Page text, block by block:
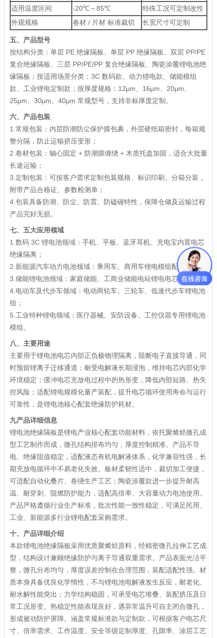
适用温度区间 -20℃～85℃
特殊工况可定制改性
外观规格
卷材 / 片材 标准裁切 长宽尺寸可定制
五、产品型号
按结构分类：单层 PE 绝缘隔板、单层 PP 绝缘隔板、双层 PP/PE
复合绝缘隔板、三层 PP/PE/PP 复合绝缘隔板、陶瓷涂覆锂电池绝
缘隔板；按适用场景分类：3C 数码款、动力锂电款、储能模组
款、工业锂电定制款；按厚度规格：12μm、16μm、20μm、
25μm、30μm、40μm 常规型号，支持非标厚度定制。
六、产品包装
1.常规包装：内层防潮防尘保护膜包裹，外层硬纸箱密封，每箱规
整分隔，防止运输挤压变形；
2.卷材包装：轴心固定 + 防潮膜缠绕 + 木质托盘加固，适合大批量
长途运输；
3.定制包装：可按客户需求定制包装规格、标识印刷、分箱分装，
附带产品合格证、参数检测单；
4.包装具备防潮、防尘、防震、防磕碰特性，保障仓储及运输过程
产品完好无损。
七、五大应用领域
1.数码 3C 锂电池领域：手机、平板、蓝牙耳机、充电宝内置电芯
绝缘隔离；
2.新能源汽车动力电池领域：乘用车、商用车锂电模组配套使用；
3.储能锂电池领域：家庭储能、工商业储能电站锂电电芯配套；
4.电动车及代步车领域：电动两轮车、三轮车、低速代步车锂电池
组；
5.工业特种锂电领域：医疗器械、安防设备、工控仪器专用锂电池
模组。
八、主要用途
主要用于锂电池电芯内部正负极物理隔离，阻断电子直接导通，同
时预留锂离子迁移通道；耐受电解液长期浸泡，维持电芯内部化学
环境稳定；缓冲电芯充放电过程中的热形变，降低内部短路、热失
控风险；适配锂电规模化量产装配，提升电芯循环使用寿命与运行
可靠性，是锂电池核心配套绝缘防护耗材。
九产品详细信息
锂电池绝缘隔板是锂电产业核心配套功能材料，依托聚烯烃微孔成
型工艺制作而成，微孔结构排布均匀，厚度控制精准。产品不导
电、绝缘阻值稳定，适配液态有机电解液体系，化学兼容性强，长
期充放电循环中不易老化失效。板材柔韧性适中，裁切加工便捷，
可适配自动化叠片、卷绕生产工艺；陶瓷涂覆款进一步提升耐高
温、耐穿刺、阻燃防护能力，适配高倍率、大容量动力电池使用。
产品严格遵循行业生产标准，批次性能一致性稳定，可满足民用、
工业、新能源多行业锂电配套采购需求。
十、产品详细介绍
本款锂电池绝缘隔板采用优质聚烯烃原料，经精密微孔拉伸工艺成
型，结构设计兼顾绝缘防护与离子导通双重需求。产品表面光洁平
整，微孔分布均匀，厚度误差控制在合理范围，装配适配性强。材
质本身具备优良化学惰性，不与锂电池电解液发生反应，耐老化、
耐水解性能突出；力学结构稳固，可承受电芯堆叠、装配挤压及日
常工况形变。热稳定性能表现良好，遇异常温升可自主闭合微孔，
形成被动防护屏障。涵盖常规标准款与定制款，可根据客户电芯尺
寸、倍率需求、工作温度、安全等级定制厚度、孔隙率、涂层工艺